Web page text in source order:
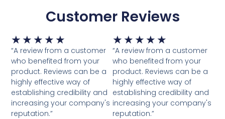
Customer Reviews
★ ★ ★ ★ ★ Waardering
5
van
5
“A review from a customer
who benefited from your
product. Reviews can be a
highly effective way of
establishing credibility and
increasing your company's
reputation.”
★ ★ ★ ★ ★
5
van
5
“A review from a customer
who benefited from your
product. Reviews can be a
highly effective way of
establishing credibility and
increasing your company's
reputation.”